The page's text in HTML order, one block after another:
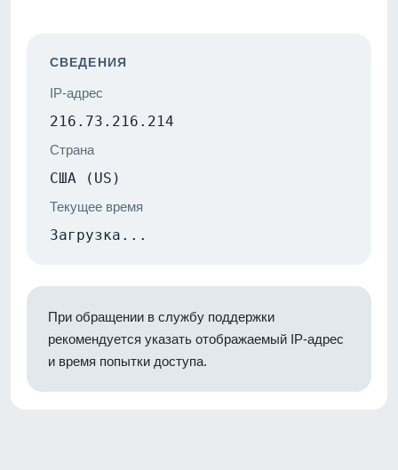
СВЕДЕНИЯ
IP-адрес
216.73.216.214
Страна
США (US)
Текущее время
Загрузка...
При обращении в службу поддержки
рекомендуется указать отображаемый IP-адрес
и время попытки доступа.